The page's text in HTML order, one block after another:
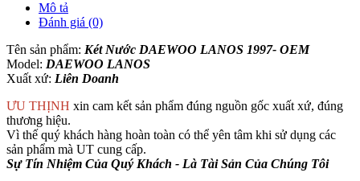
Mô tả
Đánh giá (0)
Tên sản phẩm: Két Nước DAEWOO LANOS 1997- OEM
Model: DAEWOO LANOS
Xuất xứ: Liên Doanh
ƯU THỊNH xin cam kết sản phẩm đúng nguồn gốc xuất xứ, đúng
thương hiệu.
Vì thế quý khách hàng hoàn toàn có thể yên tâm khi sử dụng các
sản phẩm mà UT cung cấp.
Sự Tín Nhiệm Của Quý Khách - Là Tài Sản Của Chúng Tôi